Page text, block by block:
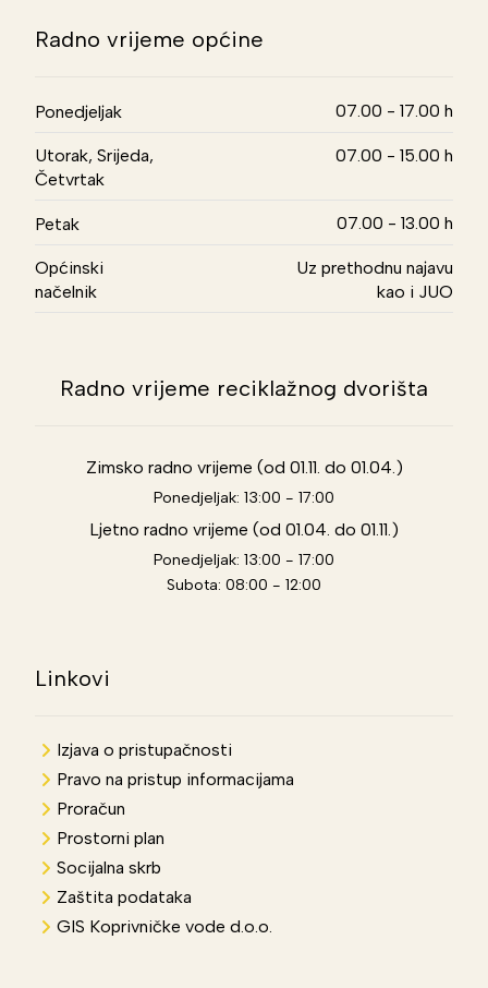
Radno vrijeme općine
Ponedjeljak 07.00 - 17.00 h
Utorak, Srijeda,
Četvrtak
07.00 - 15.00 h
Petak 07.00 - 13.00 h
Općinski
načelnik
Uz prethodnu najavu
kao i JUO
Radno vrijeme reciklažnog dvorišta
Zimsko radno vrijeme (od 01.11. do 01.04.)
Ponedjeljak: 13:00 - 17:00
Ljetno radno vrijeme (od 01.04. do 01.11.)
Ponedjeljak: 13:00 - 17:00
Subota: 08:00 - 12:00
Linkovi
Izjava o pristupačnosti
Pravo na pristup informacijama
Proračun
Prostorni plan
Socijalna skrb
Zaštita podataka
GIS Koprivničke vode d.o.o.